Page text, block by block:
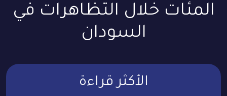
المئات خلال التظاهرات في
السودان
الأكثر قراءة